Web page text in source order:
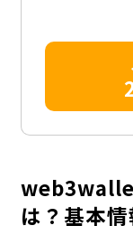
は？基本情